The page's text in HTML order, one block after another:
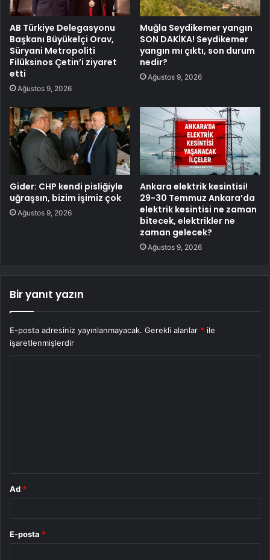
AB Türkiye Delegasyonu
Başkanı Büyükelçi Orav,
Süryani Metropoliti
Filüksinos Çetin’i ziyaret
etti
Ağustos 9, 2026
Muğla Seydikemer yangın
SON DAKİKA! Seydikemer
yangın mı çıktı, son durum
nedir?
Ağustos 9, 2026
Gider: CHP kendi pisliğiyle
uğraşsın, bizim işimiz çok
Ağustos 9, 2026
Ankara elektrik kesintisi!
29-30 Temmuz Ankara’da
elektrik kesintisi ne zaman
bitecek, elektrikler ne
zaman gelecek?
Ağustos 9, 2026
Bir yanıt yazın
E-posta adresiniz yayınlanmayacak. Gerekli alanlar * ile
işaretlenmişlerdir
Ad *
E-posta *